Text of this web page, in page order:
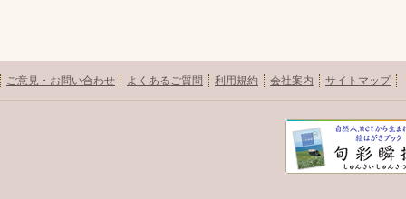
ご意見・お問い合わせ よくあるご質問 利用規約 会社案内 サイトマップ